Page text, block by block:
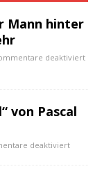
Mann hinter
deaktiviert
von Pascal
deaktiviert